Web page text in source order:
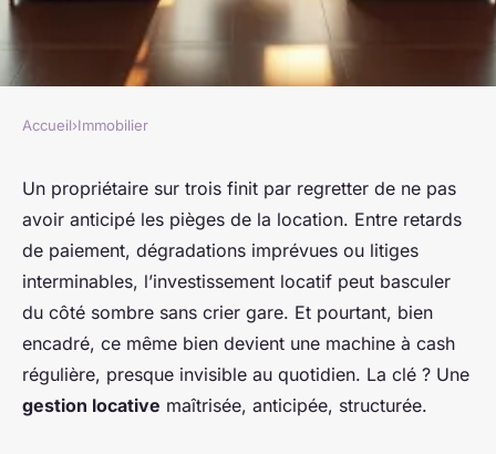
Optimiser la gestion locative
pour maximiser vos revenus
immobiliers
Dulce•03/04/2026 14:50•11 min de lecture
Accueil›Immobilier
Un propriétaire sur trois finit par regretter de ne pas
avoir anticipé les pièges de la location. Entre retards
de paiement, dégradations imprévues ou litiges
interminables, l’investissement locatif peut basculer
du côté sombre sans crier gare. Et pourtant, bien
encadré, ce même bien devient une machine à cash
régulière, presque invisible au quotidien. La clé ? Une
gestion locative maîtrisée, anticipée, structurée.